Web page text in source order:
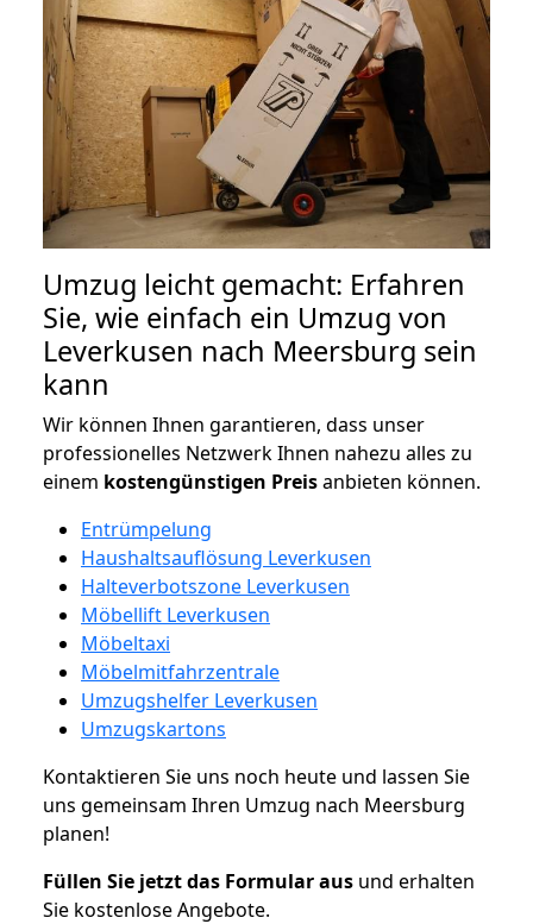
Umzug leicht gemacht: Erfahren
Sie, wie einfach ein Umzug von
Leverkusen nach Meersburg sein
kann
Wir können Ihnen garantieren, dass unser
professionelles Netzwerk Ihnen nahezu alles zu
einem kostengünstigen Preisanbieten können.
Entrümpelung
Haushaltsauflösung Leverkusen
Halteverbotszone Leverkusen
Möbellift Leverkusen
Möbeltaxi
Möbelmitfahrzentrale
Umzugshelfer Leverkusen
Umzugskartons
Kontaktieren Sie uns noch heute und lassen Sie
uns gemeinsam Ihren Umzug nach Meersburg
planen!
Füllen Sie jetzt das Formular aus und erhalten
Sie kostenlose Angebote.